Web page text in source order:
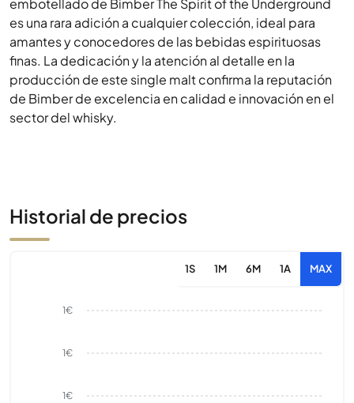
embotellado de Bimber The Spirit of the Underground
es una rara adición a cualquier colección, ideal para
amantes y conocedores de las bebidas espirituosas
finas. La dedicación y la atención al detalle en la
producción de este single malt confirma la reputación
de Bimber de excelencia en calidad e innovación en el
sector del whisky.
Historial de precios
1S 1M 6M 1A MAX
1€
1€
1€